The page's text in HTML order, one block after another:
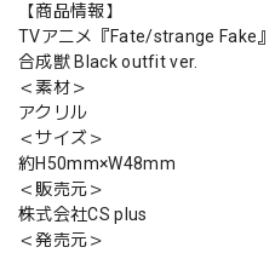
【商品情報】
TVアニメ『Fate/strange Fake
合成獣 Black outfit ver.
＜素材＞
アクリル
＜サイズ＞
約H50mm×W48mm
＜販売元＞
株式会社CS plus
＜発売元＞